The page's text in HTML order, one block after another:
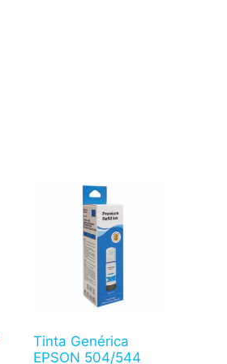
Tinta Genérica
EPSON 504/544